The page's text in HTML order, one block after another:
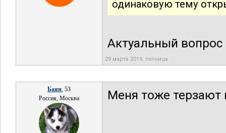
одинаковую тему
Актуальный
29 марта 2019, пятница
Баян, 53
Россия, Москва
Меня тоже терзают